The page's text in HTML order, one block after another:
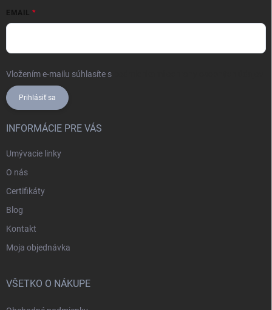
EMAIL
Vložením e-mailu súhlasíte s
Prihlásiť sa
INFORMÁCIE PRE VÁS
Umývacie linky
O nás
Certifikáty
Blog
Kontakt
Moja objednávka
VŠETKO O NÁKUPE